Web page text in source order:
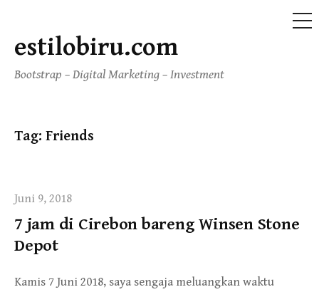
S
i
o
n
e
n
estilobiru.com
Bootstrap – Digital Marketing – Investment
M
E
Tag: Friends
Juni 9, 2018
7 jam di Cirebon bareng Winsen Stone
Depot
Kamis 7 Juni 2018, saya sengaja meluangkan waktu